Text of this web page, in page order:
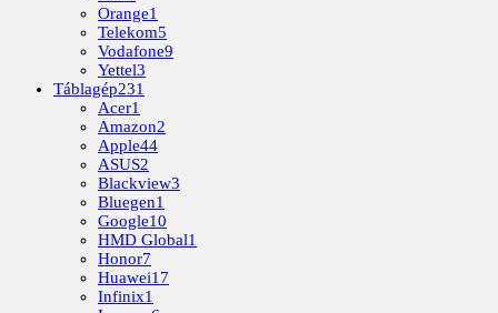
Orange1
Telekom5
Vodafone9
Yettel3
Táblagép231
Acer1
Amazon2
Apple44
ASUS2
Blackview3
Bluegen1
Google10
HMD Global1
Honor7
Huawei17
Infinix1